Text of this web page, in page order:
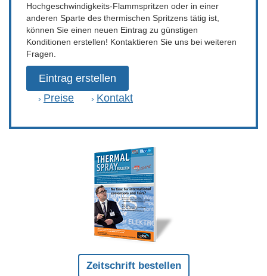
Hochgeschwindigkeits-Flammspritzen oder in einer
anderen Sparte des thermischen Spritzens tätig ist,
können Sie einen neuen Eintrag zu günstigen
Konditionen erstellen! Kontaktieren Sie uns bei weiteren
Fragen.
Eintrag erstellen
› Preise › Kontakt
Zeitschrift bestellen